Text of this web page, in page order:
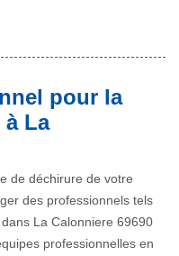
pour la
La
de déchirure de votre
des professionnels tels
La Calonniere 69690
professionnelles en